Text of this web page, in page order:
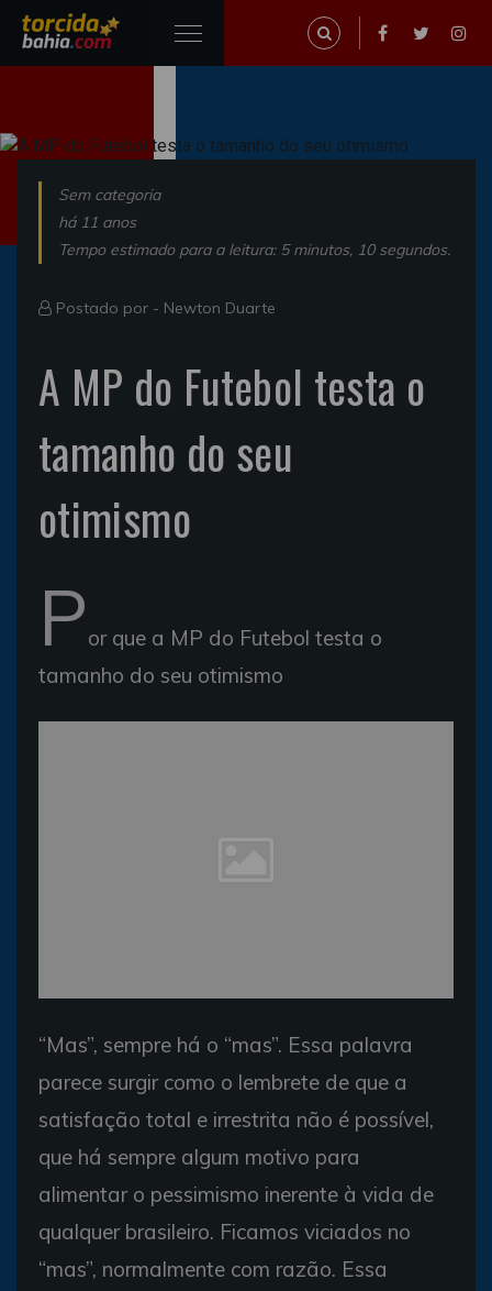
Sem categoria
há 11 anos
Tempo estimado para a leitura: 5 minutos, 10 segundos.
Postado por - Newton Duarte
A MP do Futebol testa o
tamanho do seu
otimismo
Por que a MP do Futebol testa o
tamanho do seu otimismo
“Mas”, sempre há o “mas”. Essa palavra
parece surgir como o lembrete de que a
satisfação total e irrestrita não é possível,
que há sempre algum motivo para
alimentar o pessimismo inerente à vida de
qualquer brasileiro. Ficamos viciados no
“mas”, normalmente com razão. Essa